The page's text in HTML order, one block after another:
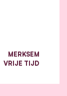
MERKSEM
VRIJE TIJD